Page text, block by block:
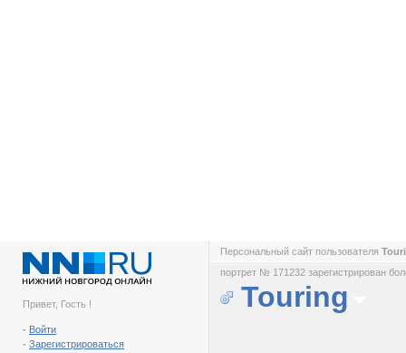
Привет, Гость !
- Войти
- Зарегистрироваться
Персональный сайт пользователя
портрет № 171232 зарегистрирован
Touring